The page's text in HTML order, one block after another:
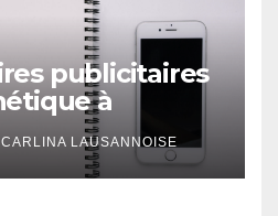
publicitaires
à
CARLINA LAUSANNOISE